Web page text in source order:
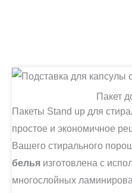
Пакет
Пакеты Stand up для
простое и экономичное
Вашего стирального
белья изготовлена с
многослойных